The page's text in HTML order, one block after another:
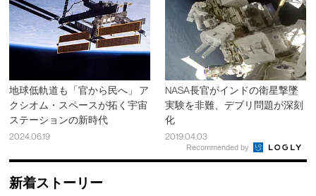
地球低軌道も「官から民へ」 ア
クシオム・スペースが拓く宇宙
ステーションの新時代
2024.06.19
NASA長官がインドの衛星撃墜
実験を非難、デブリ問題が深刻
化
2019.04.03
Recommended by
新着ストーリー